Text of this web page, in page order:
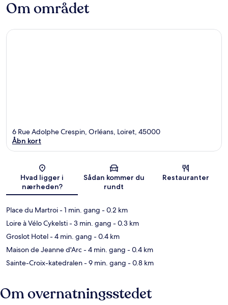
Om området
Kort
6 Rue Adolphe Crespin, Orléans, Loiret, 45000
Åbn kort
Hvad ligger i
nærheden?
Sådan kommer du
rundt
Restauranter
Place du Martroi- 1 min. gang - 0.2 km
Loire à Vélo Cykelsti- 3 min. gang - 0.3 km
Groslot Hotel- 4 min. gang - 0.4 km
Maison de Jeanne d'Arc- 4 min. gang - 0.4 km
Sainte-Croix-katedralen- 9 min. gang - 0.8 km
Om overnatningsstedet